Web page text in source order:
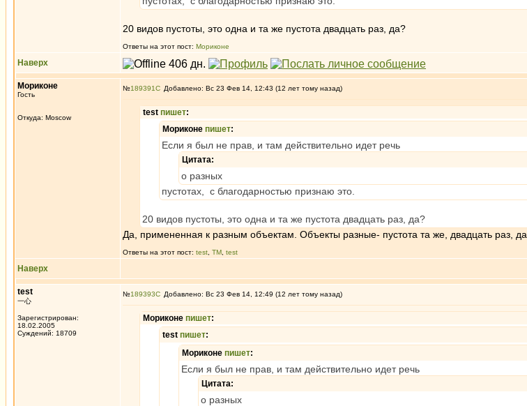
20 видов пустоты, это одна и та же пустота двадцать раз, да?
Ответы на этот пост: Мориконе
Наверх
Мориконе
Гость
Откуда: Moscow
№189391 Добавлено: Вс 23 Фев 14, 12:43 (12 лет тому назад)
test пишет:
Мориконе пишет:
Если я был не прав, и там действительно идет речь
Цитата:
о разных
пустотах, с благодарностью признаю это.
20 видов пустоты, это одна и та же пустота двадцать раз, да?
Да, примененная к разным объектам. Объекты разные- пустота та же, двадцать раз, да.
Ответы на этот пост: test ТМ test
Наверх
test
一心
Зарегистрирован:
18.02.2005
Суждений: 18709
№189393 Добавлено: Вс 23 Фев 14, 12:49 (12 лет тому назад)
Мориконе пишет:
test пишет:
Мориконе пишет:
Если я был не прав, и там действительно идет речь
Цитата:
о разных